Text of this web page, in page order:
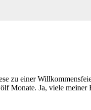
zu einer
Monate. Ja, viele